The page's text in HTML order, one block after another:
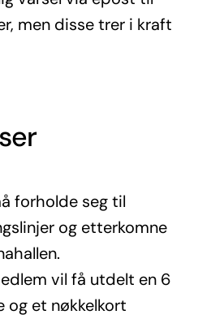
men disse trer i kraft
forholde seg til
og etterkomne
vil få utdelt en 6
et nøkkelkort